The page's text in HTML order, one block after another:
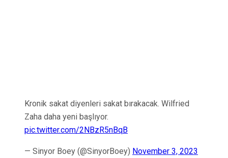
Kronik sakat diyenleri sakat bırakacak. Wilfried
Zaha daha yeni başlıyor.
pic.twitter.com/2NBzR5nBqB
— Sinyor Boey (@SinyorBoey) November 3, 2023